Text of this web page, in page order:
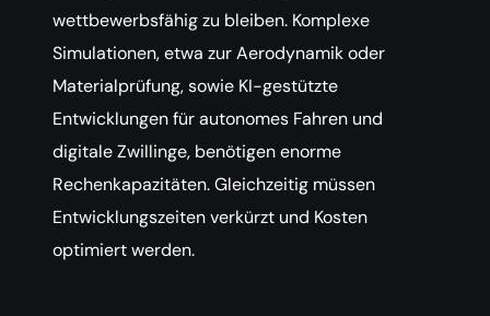
wettbewerbsfähig zu bleiben. Komplexe
Simulationen, etwa zur Aerodynamik oder
Materialprüfung, sowie KI-gestützte
Entwicklungen für autonomes Fahren und
digitale Zwillinge, benötigen enorme
Rechenkapazitäten. Gleichzeitig müssen
Entwicklungszeiten verkürzt und Kosten
optimiert werden.